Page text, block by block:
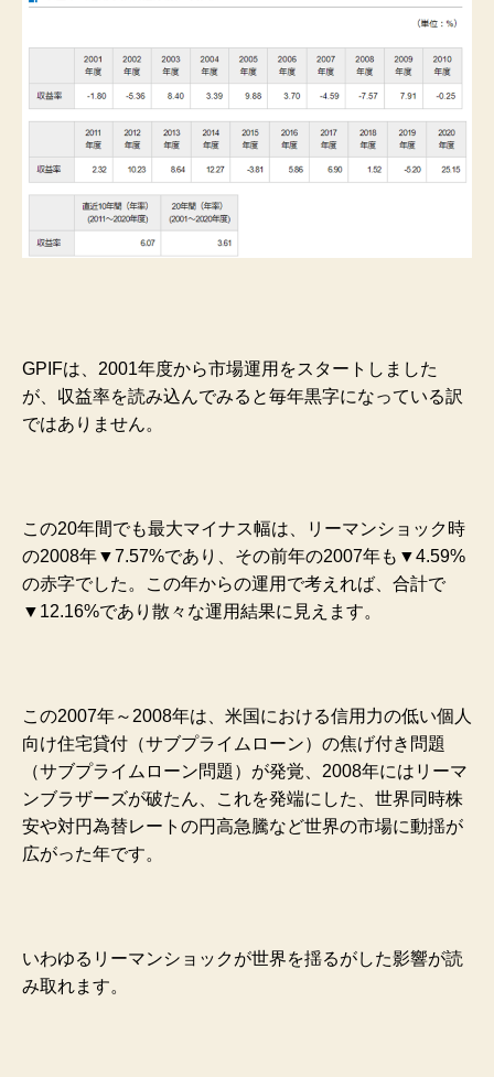
GPIFは、2001年度から市場運用をスタートしました
が、収益率を読み込んでみると毎年黒字になっている訳
ではありません。
この20年間でも最大マイナス幅は、リーマンショック時
の2008年▼7.57%であり、その前年の2007年も▼4.59%
の赤字でした。この年からの運用で考えれば、合計で
▼12.16%であり散々な運用結果に見えます。
この2007年～2008年は、米国における信用力の低い個人
向け住宅貸付（サブプライムローン）の焦げ付き問題
（サブプライムローン問題）が発覚、2008年にはリーマ
ンブラザーズが破たん、これを発端にした、世界同時株
安や対円為替レートの円高急騰など世界の市場に動揺が
広がった年です。
いわゆるリーマンショックが世界を揺るがした影響が読
み取れます。